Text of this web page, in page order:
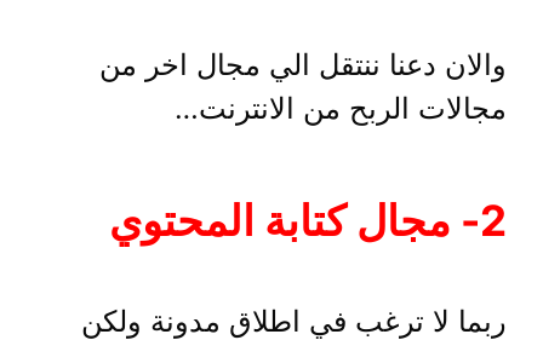
والان دعنا ننتقل الي مجال اخر من
مجالات الربح من الانترنت…
2- مجال كتابة المحتوي
ربما لا ترغب في اطلاق مدونة ولكن